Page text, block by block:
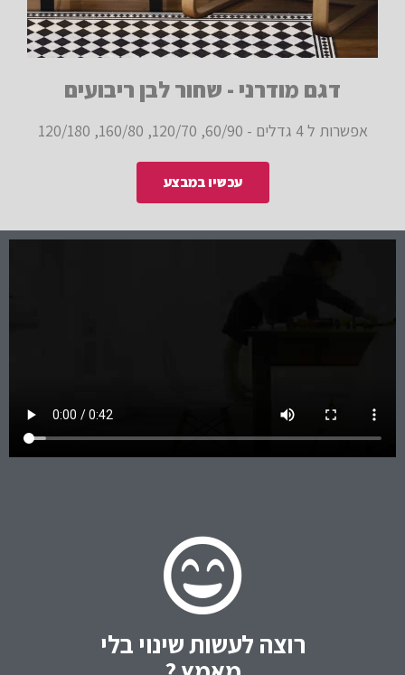
דגם מודרני - שחור לבן ריבועים
אפשרות ל 4 גדלים - 60/90, 120/70, 160/80, 120/180
עכשיו במבצע
רוצה לעשות שינוי בלי